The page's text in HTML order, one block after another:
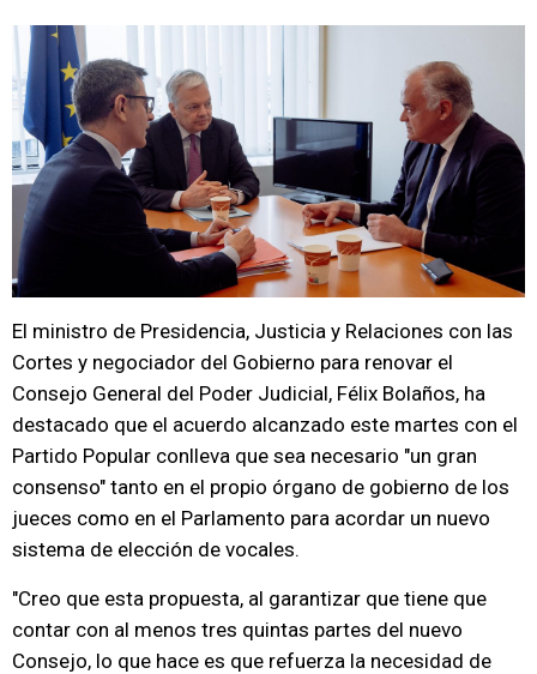
El ministro de Presidencia, Justicia y Relaciones con las
Cortes y negociador del Gobierno para renovar el
Consejo General del Poder Judicial, Félix Bolaños, ha
destacado que el acuerdo alcanzado este martes con el
Partido Popular conlleva que sea necesario "un gran
consenso" tanto en el propio órgano de gobierno de los
jueces como en el Parlamento para acordar un nuevo
sistema de elección de vocales.
"Creo que esta propuesta, al garantizar que tiene que
contar con al menos tres quintas partes del nuevo
Consejo, lo que hace es que refuerza la necesidad de